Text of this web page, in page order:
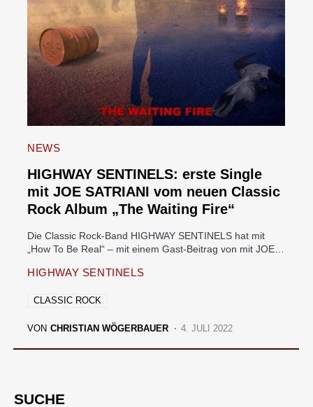
NEWS
HIGHWAY SENTINELS: erste Single
mit JOE SATRIANI vom neuen Classic
Rock Album „The Waiting Fire“
Die Classic Rock-Band HIGHWAY SENTINELS hat mit
„How To Be Real“ – mit einem Gast-Beitrag von mit JOE…
HIGHWAY SENTINELS
CLASSIC ROCK
VON CHRISTIAN WÖGERBAUER 4. JULI 2022
SUCHE